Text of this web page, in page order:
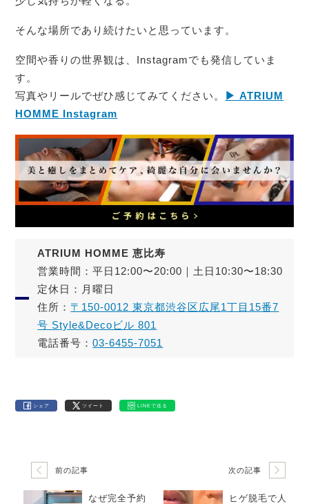
そんな場所であり続けたいと思っています。
空間や香りの世界観は、Instagramでも発信していま
す。
写真やリールでぜひ感じてみてください。
▶︎ ATRIUM
HOMME Instagram
ATRIUM HOMME 恵比寿
営業時間：平日12:00〜20:00｜土日10:30〜18:30
定休日：月曜日
住所： 〒150-0012 東京都渋谷区広尾1丁目15番7
号 Style&Decoビル 801
電話番号：03-6455-7051
シェア ツイート LINEで送る
前の記事
なぜ完全予約
次の記事
ヒゲ脱毛で人